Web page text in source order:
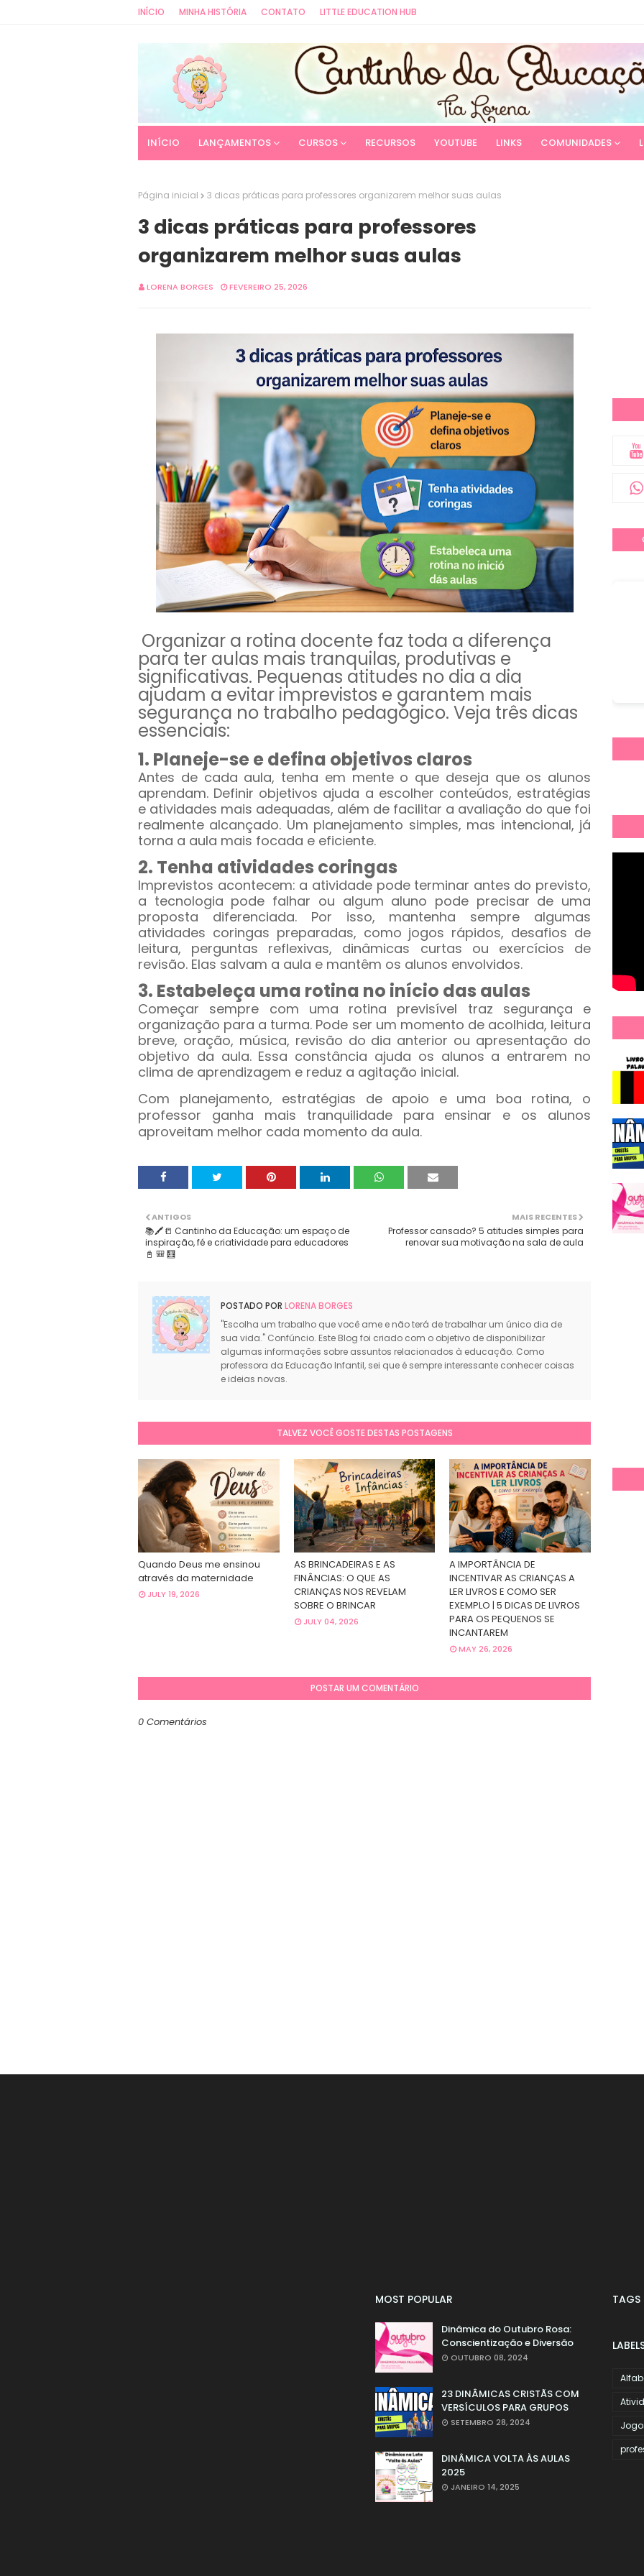
INÍCIO MINHA HISTÓRIA CONTATO LITTLE EDUCATION HUB
INÍCIO LANÇAMENTOS CURSOS RECURSOS YOUTUBE LINKS COMUNIDADES
Página inicial 3 dicas práticas para professores organizarem melhor suas aulas
3 dicas práticas para professores
organizarem melhor suas aulas
LORENA BORGES FEVEREIRO 25, 2026
Organizar a rotina docente faz toda a diferença
para ter aulas mais tranquilas, produtivas e
significativas. Pequenas atitudes no dia a dia
ajudam a evitar imprevistos e garantem mais
segurança no trabalho pedagógico. Veja três dicas
essenciais:
1. Planeje-se e defina objetivos claros
Antes de cada aula, tenha em mente o que deseja que os alunos
aprendam. Definir objetivos ajuda a escolher conteúdos, estratégias
e atividades mais adequadas, além de facilitar a avaliação do que foi
realmente alcançado. Um planejamento simples, mas intencional, já
torna a aula mais focada e eficiente.
2. Tenha atividades coringas
Imprevistos acontecem: a atividade pode terminar antes do previsto,
a tecnologia pode falhar ou algum aluno pode precisar de uma
proposta diferenciada. Por isso, mantenha sempre algumas
atividades coringas preparadas, como jogos rápidos, desafios de
leitura, perguntas reflexivas, dinâmicas curtas ou exercícios de
revisão. Elas salvam a aula e mantêm os alunos envolvidos.
3. Estabeleça uma rotina no início das aulas
Começar sempre com uma rotina previsível traz segurança e
organização para a turma. Pode ser um momento de acolhida, leitura
breve, oração, música, revisão do dia anterior ou apresentação do
objetivo da aula. Essa constância ajuda os alunos a entrarem no
clima de aprendizagem e reduz a agitação inicial.
Com planejamento, estratégias de apoio e uma boa rotina, o
professor ganha mais tranquilidade para ensinar e os alunos
aproveitam melhor cada momento da aula.
MAIS RECENTES
Professor cansado? 5 atitudes simples para
renovar sua motivação na sala de aula
ANTIGOS
📚🖍️📒 Cantinho da Educação: um espaço de
inspiração, fé e criatividade para educadores
📓 🎒 🧮
POSTADO POR LORENA BORGES
"Escolha um trabalho que você ame e não terá de trabalhar um único dia de
sua vida." Confúncio. Este Blog foi criado com o objetivo de disponibilizar
algumas informações sobre assuntos relacionados à educação. Como
professora da Educação Infantil, sei que é sempre interessante conhecer coisas
e ideias novas.
TALVEZ VOCÊ GOSTE DESTAS POSTAGENS
Quando Deus me ensinou
através da maternidade
JULY 19, 2026
AS BRINCADEIRAS E AS
FINÂNCIAS: O QUE AS
CRIANÇAS NOS REVELAM
SOBRE O BRINCAR
JULY 04, 2026
A IMPORTÂNCIA DE
INCENTIVAR AS CRIANÇAS A
LER LIVROS E COMO SER
EXEMPLO | 5 DICAS DE LIVROS
PARA OS PEQUENOS SE
INCANTAREM
MAY 26, 2026
POSTAR UM COMENTÁRIO
0 Comentários
MOST POPULAR
Dinâmica do Outubro Rosa:
Conscientização e Diversão
OUTUBRO 08, 2024
23 DINÂMICAS CRISTÃS COM
VERSÍCULOS PARA GRUPOS
SETEMBRO 28, 2024
DINÂMICA VOLTA ÀS AULAS
2025
JANEIRO 14, 2025
TAGS